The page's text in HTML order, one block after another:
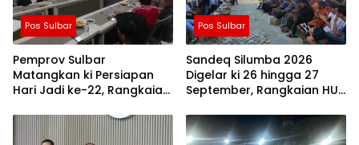
Pos Sulbar
Pemprov Sulbar
Matangkan ki Persiapan
Hari Jadi ke-22, Rangkaian
Masyarakat
Pos Sulbar
Sandeq Silumba 2026
Digelar ki 26 hingga 27
September, Rangkaian HUT